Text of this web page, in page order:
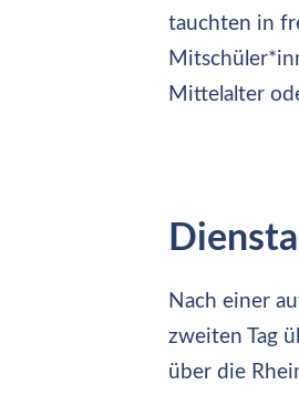
tauchten in
Mittelalter
Nach einer
zweiten Tag
über die